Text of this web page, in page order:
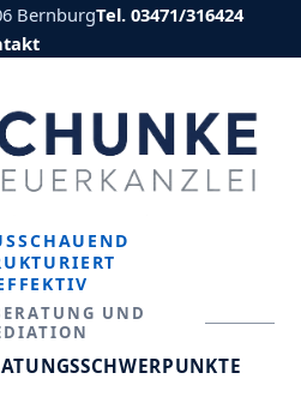
BernburgTel. 03471/316424
UND